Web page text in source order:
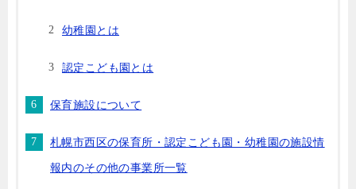
幼稚園とは
認定こども園とは
保育施設について
札幌市西区の保育所・認定こども園・幼稚園の施設情
報内のその他の事業所一覧